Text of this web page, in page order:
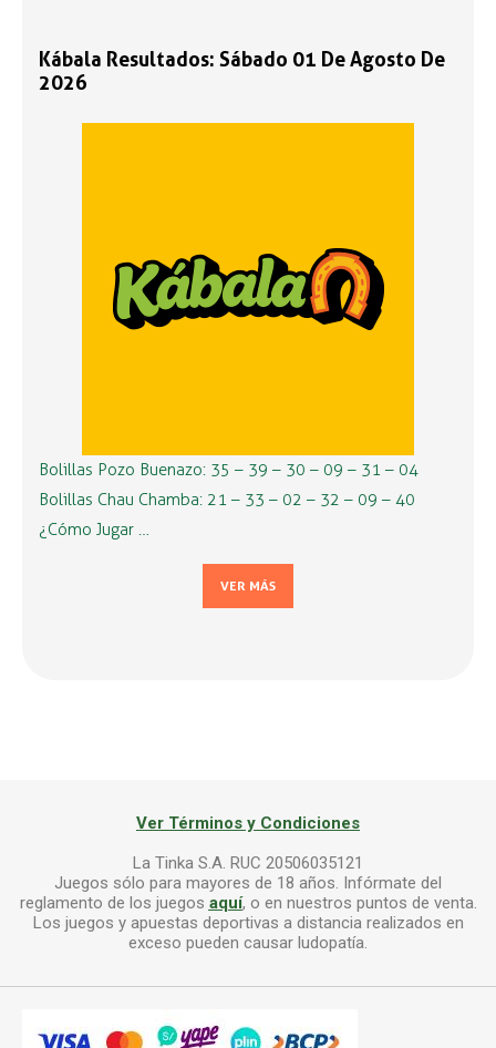
Kábala Resultados: Sábado 01 De Agosto De
2026
Bolillas Pozo Buenazo: 35 – 39 – 30 – 09 – 31 – 04
Bolillas Chau Chamba: 21 – 33 – 02 – 32 – 09 – 40
¿Cómo Jugar …
VER MÁS
Ver Términos y Condiciones
La Tinka S.A. RUC 20506035121
Juegos sólo para mayores de 18 años. Infórmate del
reglamento de los juegos aquí, o en nuestros puntos de venta.
Los juegos y apuestas deportivas a distancia realizados en
exceso pueden causar ludopatía.